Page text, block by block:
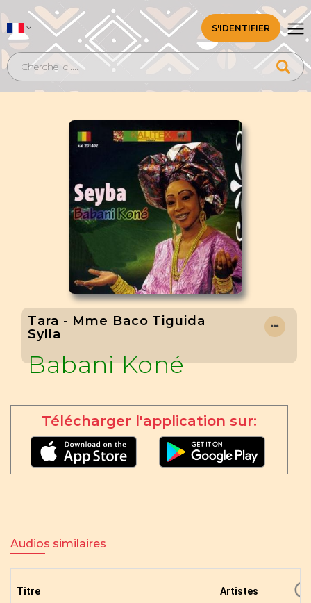
S'IDENTIFIER
Tara - Mme Baco Tiguida
Sylla
Babani Koné
Télécharger l'application sur:
Audios similaires
Titre Artistes